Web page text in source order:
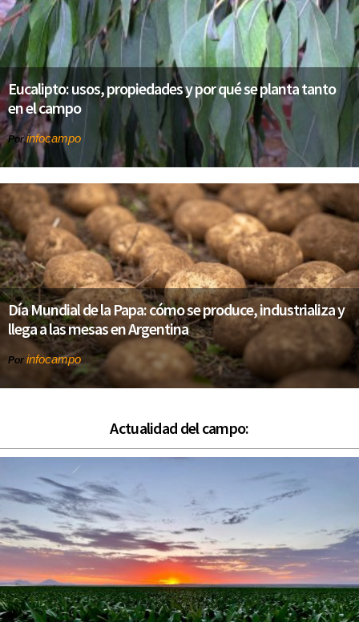
Eucalipto: usos, propiedades y por qué se planta tanto
en el campo
Porinfocampo
Día Mundial de la Papa: cómo se produce, industrializa y
llega a las mesas en Argentina
Por infocampo
Actualidad del campo: